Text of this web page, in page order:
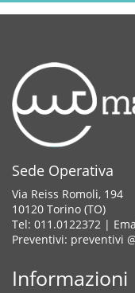
Sede Operativa
Via Reiss Romoli, 194
10120 Torino (TO)
Tel: 011.0122372 |
Preventivi: preventivi
Informazioni